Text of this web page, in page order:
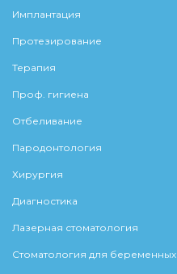
Имплантация
Протезирование
Терапия
Проф. гигиена
Отбеливание
Пародонтология
Хирургия
Диагностика
Лазерная стоматология
Стоматология для беременных